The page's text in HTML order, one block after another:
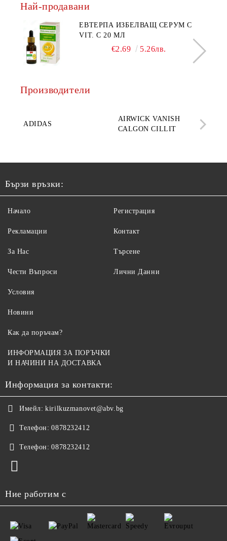
Най-продавани
ЕВТЕРПА ИЗБЕЛВАЩ СЕРУМ С
VIT. C 20 МЛ
€2.69 5.26лв.
Производители
ADIDAS
AIRWICK VANISH
CALGON CILLIT
Бързи връзки:
Начало
Рекламации
За Нас
Чести Въпроси
Регистрация
Контакт
Търсене
Лични Данни
Условия
Новини
Как да поръчам?
ИНФОРМАЦИЯ ЗА ПОРЪЧКИ
И НАЧИНИ НА ДОСТАВКА
Информация за контакти:
Имейл: kirilkuzmanovet@abv.bg
Телефон: 0878232412
Телефон: 0878232412
Ние работим с